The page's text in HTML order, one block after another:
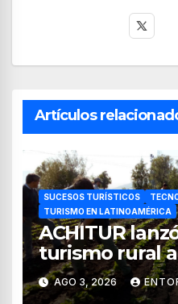
Artículos
SUCESOS TURÍSTICOS
TURISMO EN LATINOAMÉRICA
ACHITUR
turismo rural
través de
AGO 3, 2026